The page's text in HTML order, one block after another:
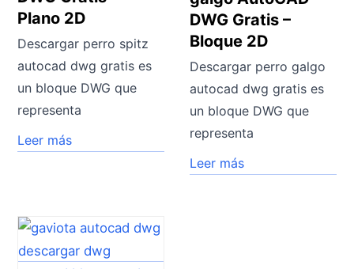
Plano 2D
Descargar perro spitz
autocad dwg gratis es
un bloque DWG que
representa
Leer más
DWG Gratis –
Bloque 2D
Descargar perro galgo
autocad dwg gratis es
un bloque DWG que
representa
Leer más